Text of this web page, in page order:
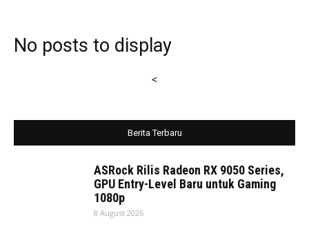
No posts to display
<
Berita Terbaru
ASRock Rilis Radeon RX 9050 Series,
GPU Entry-Level Baru untuk Gaming
1080p
8 August 2026